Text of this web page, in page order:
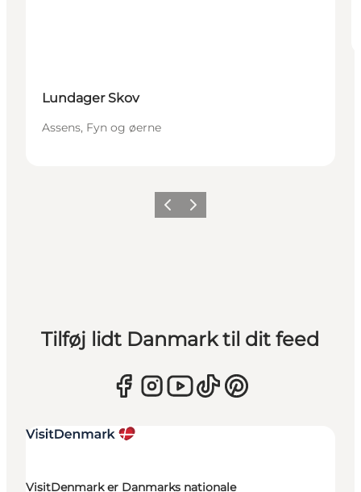
Lundager Skov
Assens, Fyn og øerne
ForrigeNæste
Tilføj lidt Danmark til dit feed
VisitDenmark er Danmarks nationale